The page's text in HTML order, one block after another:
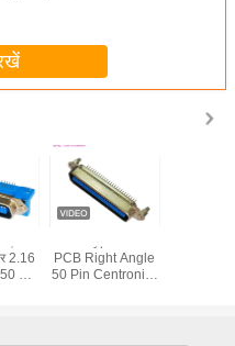
2.16
पिन
PCB Right Angle
50 Pin Centronics